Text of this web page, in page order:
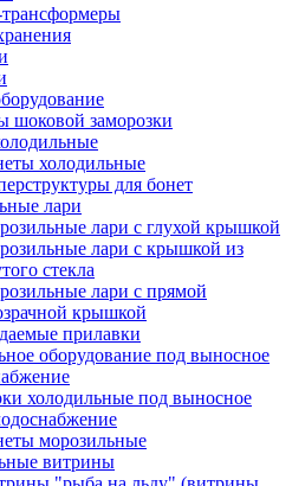
шоковой заморозки
холодильные
для бонет
лари
лари с глухой крышкой
лари с крышкой из
стекла
лари с прямой
крышкой
прилавки
оборудование под выносное
холодильные под выносное
морозильные
витрины